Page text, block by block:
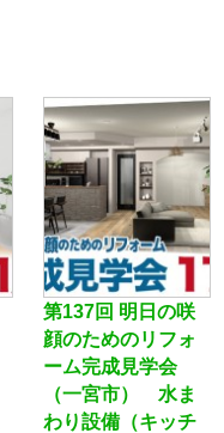
第137回 明日の咲
顔のためのリフォ
ーム完成見学会
（一宮市） 水ま
わり設備（キッチ